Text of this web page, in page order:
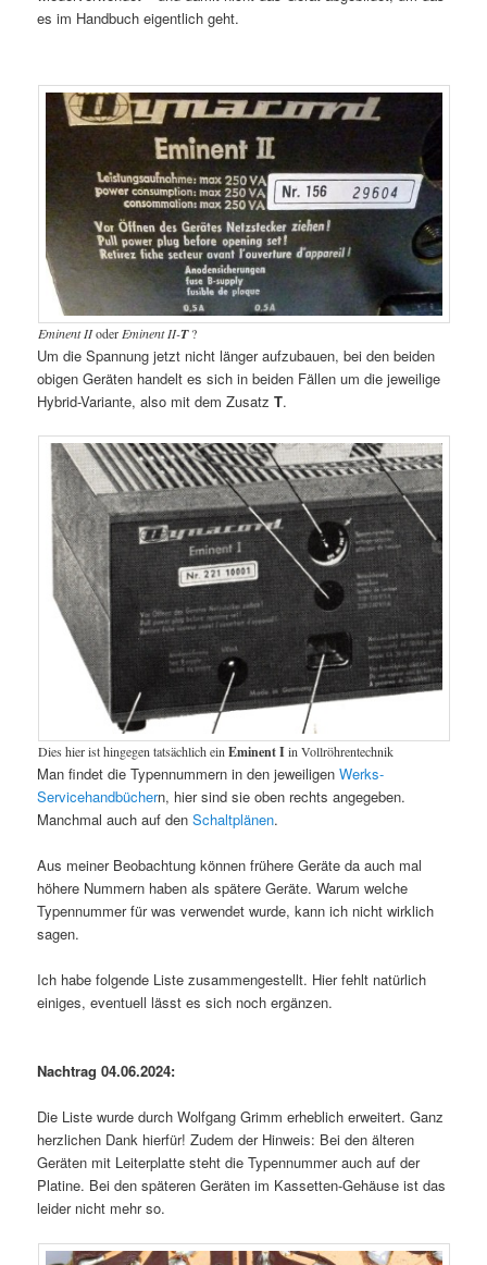
es im Handbuch eigentlich geht.
Eminent IIoderEminent II-T?
Um die Spannung jetzt nicht länger aufzubauen, bei den beiden
obigen Geräten handelt es sich in beiden Fällen um die jeweilige
Hybrid-Variante, also mit dem ZusatzT.
Dies hier ist hingegen tatsächlich ein Eminent Iin Vollröhrentechnik
Man findet die Typennummern in den jeweiligenWerks-
Servicehandbüchern, hier sind sie oben rechts angegeben.
Manchmal auch auf denSchaltplänen.
Aus meiner Beobachtung können frühere Geräte da auch mal
höhere Nummern haben als spätere Geräte. Warum welche
Typennummer für was verwendet wurde, kann ich nicht wirklich
sagen.
Ich habe folgende Liste zusammengestellt. Hier fehlt natürlich
einiges, eventuell lässt es sich noch ergänzen.
Nachtrag 04.06.2024:
Die Liste wurde durch Wolfgang Grimm erheblich erweitert. Ganz
herzlichen Dank hierfür! Zudem der Hinweis: Bei den älteren
Geräten mit Leiterplatte steht die Typennummer auch auf der
Platine. Bei den späteren Geräten im Kassetten-Gehäuse ist das
leider nicht mehr so.